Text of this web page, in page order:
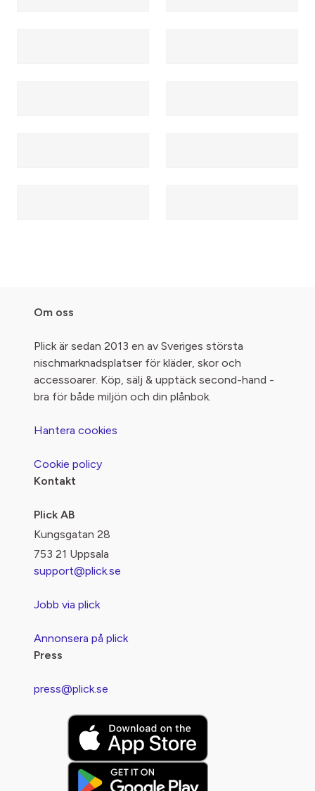
Om oss
Plick är sedan 2013 en av Sveriges största
nischmarknadsplatser för kläder, skor och
accessoarer. Köp, sälj & upptäck second-hand -
bra för både miljön och din plånbok.
Hantera cookies
Cookie policy
Kontakt
Plick AB
Kungsgatan 28
753 21 Uppsala
support@plick.se
Jobb via plick
Annonsera på plick
Press
press@plick.se